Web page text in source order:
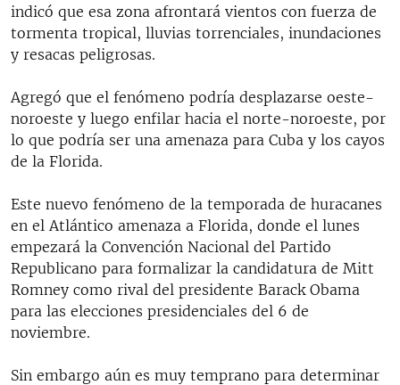
indicó que esa zona afrontará vientos con fuerza de
tormenta tropical, lluvias torrenciales, inundaciones
y resacas peligrosas.
Agregó que el fenómeno podría desplazarse oeste-
noroeste y luego enfilar hacia el norte-noroeste, por
lo que podría ser una amenaza para Cuba y los cayos
de la Florida.
Este nuevo fenómeno de la temporada de huracanes
en el Atlántico amenaza a Florida, donde el lunes
empezará la Convención Nacional del Partido
Republicano para formalizar la candidatura de Mitt
Romney como rival del presidente Barack Obama
para las elecciones presidenciales del 6 de
noviembre.
Sin embargo aún es muy temprano para determinar